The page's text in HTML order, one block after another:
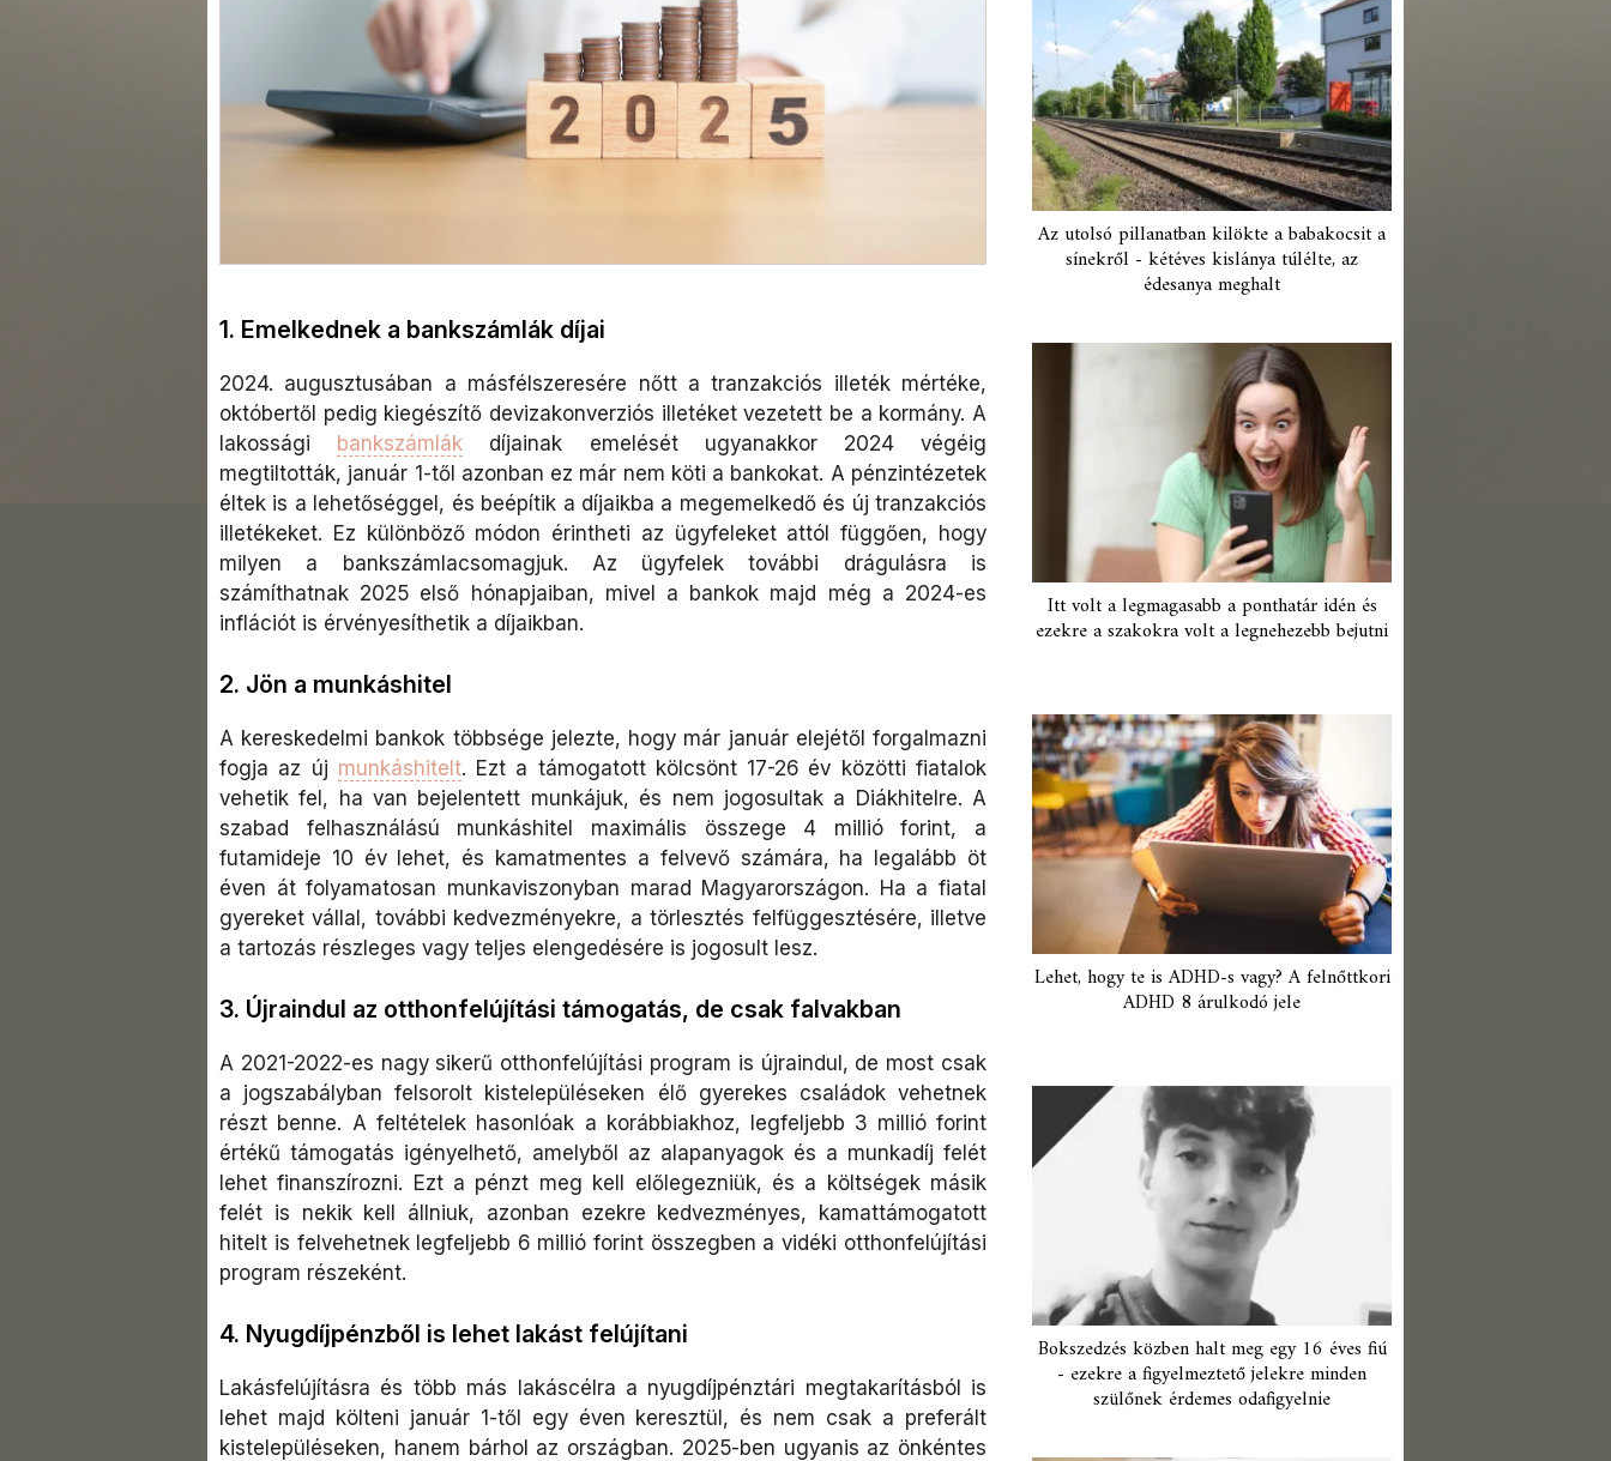
1. Emelkednek a bankszámlák díjai
2024. augusztusában a másfélszeresére nőtt a tranzakciós illeték mértéke,
októbertől pedig kiegészítő devizakonverziós illetéket vezetett be a kormány. A
lakossági bankszámlák díjainak emelését ugyanakkor 2024 végéig
megtiltották, január 1-től azonban ez már nem köti a bankokat. A pénzintézetek
éltek is a lehetőséggel, és beépítik a díjaikba a megemelkedő és új tranzakciós
illetékeket. Ez különböző módon érintheti az ügyfeleket attól függően, hogy
milyen a bankszámlacsomagjuk. Az ügyfelek további drágulásra is
számíthatnak 2025 első hónapjaiban, mivel a bankok majd még a 2024-es
inflációt is érvényesíthetik a díjaikban.
2. Jön a munkáshitel
A kereskedelmi bankok többsége jelezte, hogy már január elejétől forgalmazni
fogja az új munkáshitelt. Ezt a támogatott kölcsönt 17-26 év közötti fiatalok
vehetik fel, ha van bejelentett munkájuk, és nem jogosultak a Diákhitelre. A
szabad felhasználású munkáshitel maximális összege 4 millió forint, a
futamideje 10 év lehet, és kamatmentes a felvevő számára, ha legalább öt
éven át folyamatosan munkaviszonyban marad Magyarországon. Ha a fiatal
gyereket vállal, további kedvezményekre, a törlesztés felfüggesztésére, illetve
a tartozás részleges vagy teljes elengedésére is jogosult lesz.
3. Újraindul az otthonfelújítási támogatás, de csak falvakban
A 2021-2022-es nagy sikerű otthonfelújítási program is újraindul, de most csak
a jogszabályban felsorolt kistelepüléseken élő gyerekes családok vehetnek
részt benne. A feltételek hasonlóak a korábbiakhoz, legfeljebb 3 millió forint
értékű támogatás igényelhető, amelyből az alapanyagok és a munkadíj felét
lehet finanszírozni. Ezt a pénzt meg kell előlegezniük, és a költségek másik
felét is nekik kell állniuk, azonban ezekre kedvezményes, kamattámogatott
hitelt is felvehetnek legfeljebb 6 millió forint összegben a vidéki otthonfelújítási
program részeként.
4. Nyugdíjpénzből is lehet lakást felújítani
Lakásfelújításra és több más lakáscélra a nyugdíjpénztári megtakarításból is
lehet majd költeni január 1-től egy éven keresztül, és nem csak a preferált
kistelepüléseken, hanem bárhol az országban. 2025-ben ugyanis az önkéntes
Az utolsó pillanatban kilökte a babakocsit a
sínekről - kétéves kislánya túlélte, az
édesanya meghalt
Itt volt a legmagasabb a ponthatár idén és
ezekre a szakokra volt a legnehezebb bejutni
Lehet, hogy te is ADHD-s vagy? A felnőttkori
ADHD 8 árulkodó jele
Bokszedzés közben halt meg egy 16 éves fiú
- ezekre a figyelmeztető jelekre minden
szülőnek érdemes odafigyelnie